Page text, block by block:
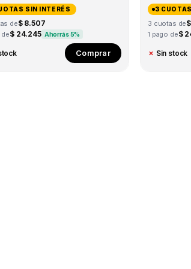
SIN INTERÉS
de$ 8.507
de$ 24.245 Ahorrás 5%
Comprar
This
3
3 cuotas de
1 pago de$
✗ Sin stock